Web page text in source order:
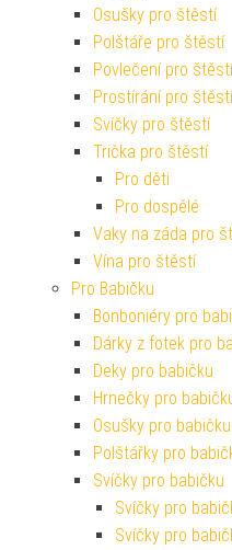
Osušky pro štěstí
Polštáře pro štěstí
Povlečení pro štěstí
Prostírání pro štěstí
Svíčky pro štěstí
Trička pro štěstí
Pro děti
Pro dospělé
Vaky na záda pro
Vína pro štěstí
Pro Babičku
Bonboniéry pro
Dárky z fotek pro
Deky pro babičku
Hrnečky pro
Osušky pro babičku
Polštářky pro
Svíčky pro babičku
Svíčky pro
Svíčky pro